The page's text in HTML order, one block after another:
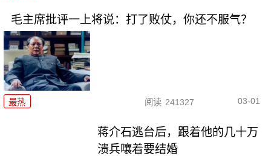
毛主席批评一上将说：打了败仗，你还不服气？
最热 阅读 241327 03-01
蒋介石逃台后，跟着他的几十万
溃兵嚷着要结婚